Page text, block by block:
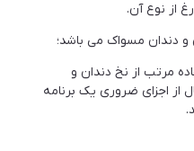
از نوع آن.
و دندان مسواک می باشد؛
مرتب از نخ دندان و
از اجزای ضروری یک برنامه